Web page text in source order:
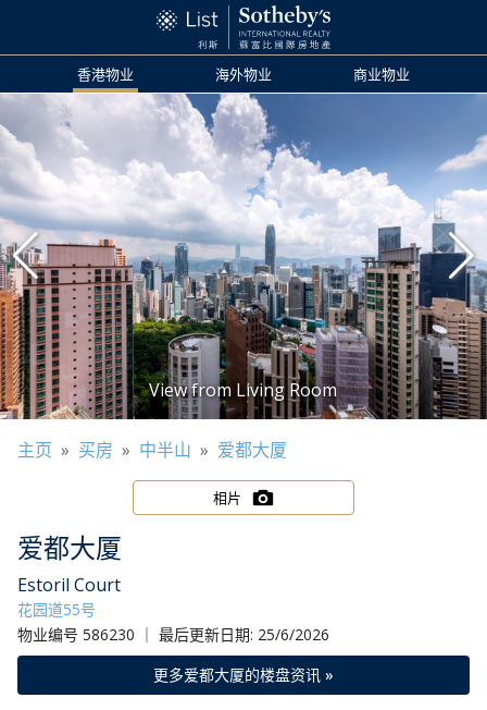
香港物业 海外物业 商业物业
主页 » 买房 » 中半山 » 爱都大厦
相片
爱都大厦
Estoril Court
花园道55号
物业编号 586230 ｜ 最后更新日期: 25/6/2026
更多爱都大厦的楼盘资讯 »